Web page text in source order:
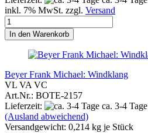
inkl. 7% MwSt. zzgl. Versand
In den Warenkorb
Beyer Frank Michael: Windklang
VL VA VC
Art.Nr.: BOTE-2157
Lieferzeit:
ca. 3-4 Tage
(Ausland abweichend)
Versandgewicht: 0,214 kg je Stück